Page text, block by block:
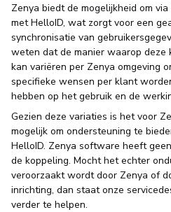
Zenya biedt de mogelijkheid om
met HelloID, wat zorgt voor een
synchronisatie van
weten dat de manier waarop deze
kan variëren per Zenya omgeving
specifieke wensen per klant
hebben op het gebruik en de
Gezien deze variaties is het voor
mogelijk om ondersteuning te
HelloID. Zenya software heeft
de koppeling. Mocht het echter
veroorzaakt wordt door Zenya of
inrichting, dan staat onze
verder te helpen.